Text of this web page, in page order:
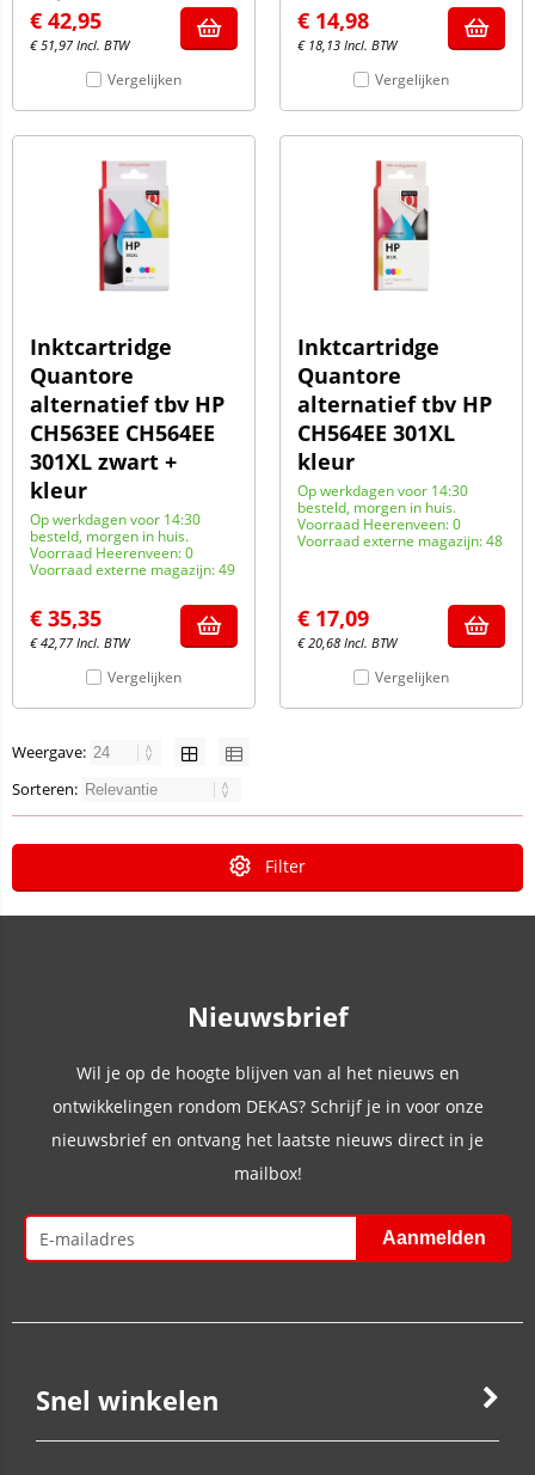
€ 42,95
€51,97 Incl. BTW
Vergelijken
€ 14,98
€ 18,13 Incl. BTW
Vergelijken
Inktcartridge
Quantore
alternatief tbv HP
CH563EE CH564EE
301XL zwart +
kleur
Op werkdagen voor 14:30
besteld, morgen in huis.
Voorraad Heerenveen: 0
Voorraad externe magazijn: 49
€ 35,35
€42,77 Incl. BTW
Vergelijken
Inktcartridge
Quantore
alternatief tbv HP
CH564EE 301XL
kleur
Op werkdagen voor 14:30
besteld, morgen in huis.
Voorraad Heerenveen: 0
Voorraad externe magazijn: 48
€ 17,09
€20,68 Incl. BTW
Vergelijken
Weergave:
Sorteren:
Filter
Nieuwsbrief
Wil je op de hoogte blijven van al het nieuws en
ontwikkelingen rondom DEKAS? Schrijf je in voor onze
nieuwsbrief en ontvang het laatste nieuws direct in je
mailbox!
Snel winkelen